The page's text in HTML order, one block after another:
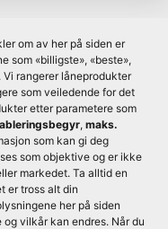
om av her på siden er
som «billigste», «beste»,
rangerer låneprodukter
som veiledende for det
etter parametere som
, maks.
som kan gi deg
som objektive og er ikke
markedet. Ta alltid en
er tross alt din
her på siden
vilkår kan endres. Når du